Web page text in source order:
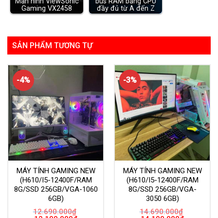
Gaming VX2458
đầy đủ từ A đến Z
SẢN PHẨM TƯƠNG TỰ
-4%
MÁY TÍNH GAMING NEW
(H610/I5-12400F/RAM
8G/SSD 256GB/VGA-1060
6GB)
12.690.000₫
-3%
MÁY TÍNH GAMING NEW
(H610/I5-12400F/RAM
8G/SSD 256GB/VGA-
3050 6GB)
14.690.000₫